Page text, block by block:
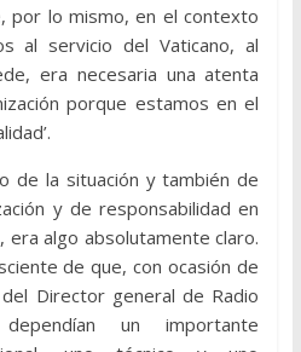
por lo mismo, en el contexto
al servicio del Vaticano, al
era necesaria una atenta
porque estamos en el
de la situación y también de
y de responsabilidad en
era algo absolutamente claro.
de que, con ocasión de
Director general de Radio
un importante